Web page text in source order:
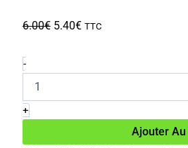
6.00€ Le
6.00€.
5.40€Le
5.40€.
TTC
-quantité
de
Lot
de
2
pneus
+
Ajouter